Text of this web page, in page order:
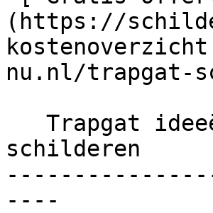
(https://
nu.nl/trapgat-
schilderen
----